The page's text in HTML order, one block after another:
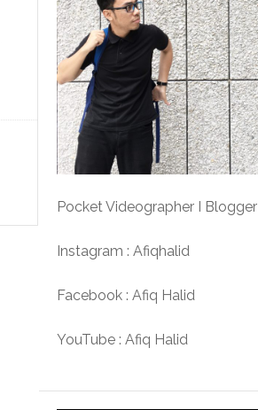
Pocket Videographer I Blogger
Instagram : Afiqhalid
Facebook : Afiq Halid
YouTube : Afiq Halid